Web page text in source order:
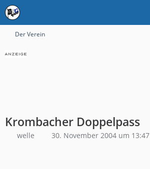
Der Verein
Krombacher Doppelpass
welle 30. November 2004 um 13:47